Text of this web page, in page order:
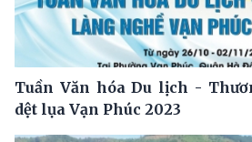
Tuần Văn hóa Du lịch -
dệt lụa Vạn Phúc 2023